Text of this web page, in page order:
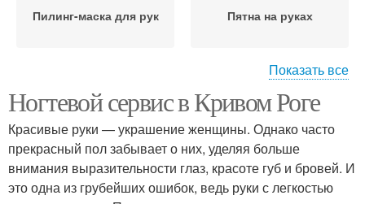
Пилинг-маска для рук Пятна на руках
красивый маникюр Руки с помощью
Женские руки Цитаты про руки
Показать все
Ногтевой сервис в Кривом Роге
Красивые руки — украшение женщины. Однако часто
прекрасный пол забывает о них, уделяя больше
внимания выразительности глаз, красоте губ и бровей. И
это одна из грубейших ошибок, ведь руки с легкостью